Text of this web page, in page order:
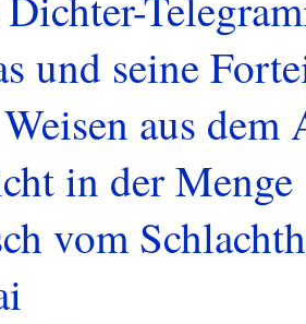
und seine
aus dem
in der Menge
vom